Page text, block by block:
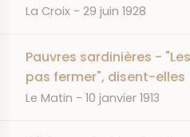
JOURNAL
La Croix DATE
29 juin 1928
Pauvres sardinières -
pas fermer", disent-elles
JOURNAL
Le Matin DATE
10 janvier 1913